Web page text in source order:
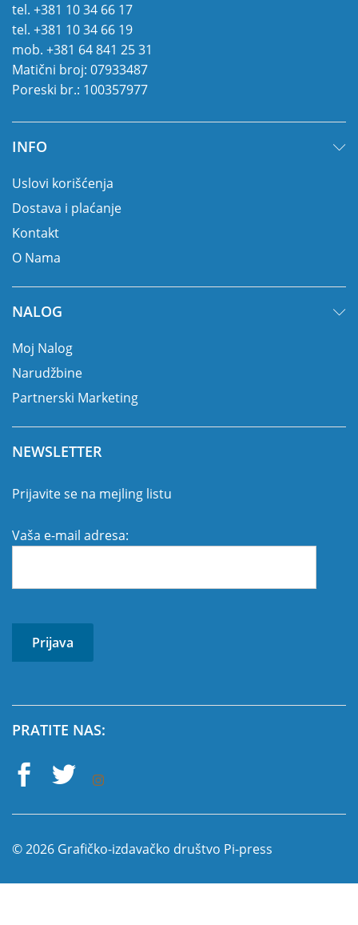
tel. +381 10 34 66 17
tel. +381 10 34 66 19
mob. +381 64 841 25 31
Matični broj: 07933487
Poreski br.: 100357977
INFO
Uslovi korišćenja
Dostava i plaćanje
Kontakt
O Nama
NALOG
Moj Nalog
Narudžbine
Partnerski Marketing
NEWSLETTER
Prijavite se na mejling listu
Vaša e-mail adresa:
PRATITE NAS:
© 2026 Grafičko-izdavačko društvo Pi-press